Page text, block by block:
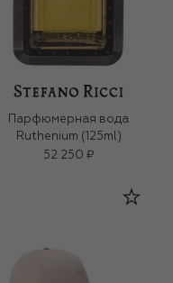
Парфюмерная вода
Ruthenium (125ml)
52 250 ₽